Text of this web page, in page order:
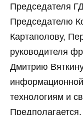
Председателя
Председателю
Картаполову,
руководителя
Дмитрию
технологиям и